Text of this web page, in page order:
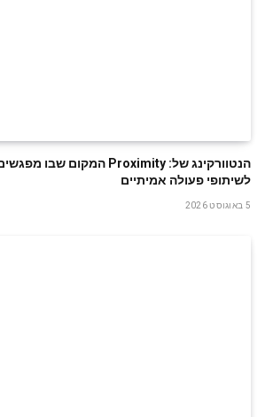
‬לשיתופי‭ ‬פעולה‭ ‬אמיתיים
5 באוגוסט 2026